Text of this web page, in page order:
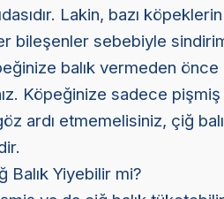
Lakin, bazı
bileşenler sebebiyle
balık vermeden
Köpeğinize sadece
ardı etmemelisiniz, çiğ
Balık Yiyebilir mi?